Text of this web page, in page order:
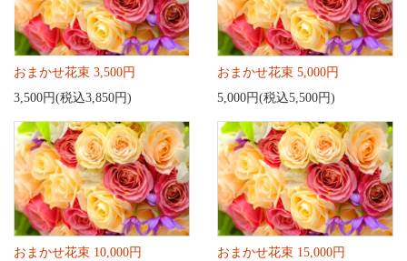
おまかせ花束 3,500円
3,500円(税込3,850円)
おまかせ花束 5,000円
5,000円(税込5,500円)
おまかせ花束 10,000円
おまかせ花束 15,000円